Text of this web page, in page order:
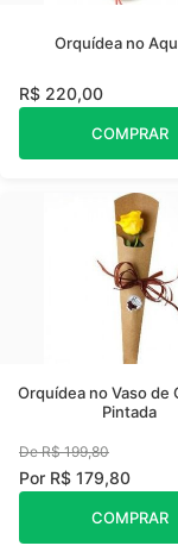
Orquídea no
R$ 220,00
COMPRAR
Orquídea no Vaso de
Pintada
De R$ 199,80
Por R$ 179,80
COMPRAR